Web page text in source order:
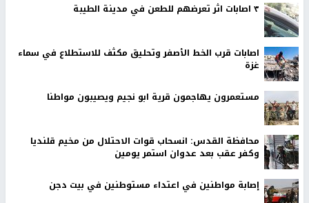
٣ اصابات اثر تعرضهم للطعن في مدينة الطيبة
اصابات قرب الخط الأصفر وتحليق مكثف للاستطلاع في سماء
غزة
مستعمرون يهاجمون قرية ابو نجيم ويصيبون مواطنا
محافظة القدس: انسحاب قوات الاحتلال من مخيم قلنديا
وكفر عقب بعد عدوان استمر يومين
إصابة مواطنين في اعتداء مستوطنين في بيت دجن